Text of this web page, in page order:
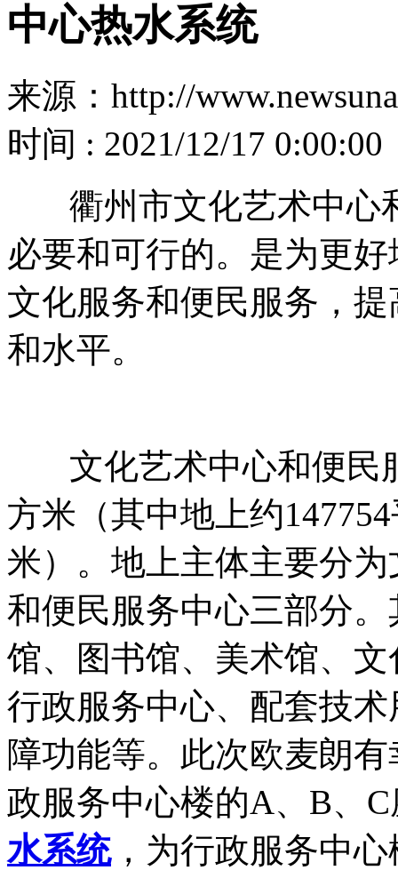
中心热水系统
来源：http://
时间 : 2021/12/17 0:00:00
衢州市文化艺术中心
必要和可行的。是为更
文化服务和便民服务，
和水平。
文化艺术中心和便民
方米（其中地上约
米）。地上主体主要分
和便民服务中心三部分
馆、图书馆、美术馆、
行政服务中心、配套技
障功能等。 此次欧麦朗
政服务中心楼的A、B、
水系统，为行政服务中